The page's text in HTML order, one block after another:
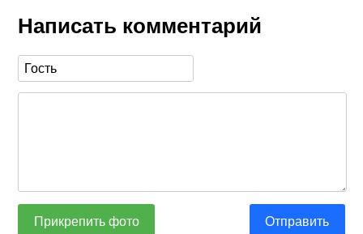
Написать комментарий
Прикрепить фото Отправить